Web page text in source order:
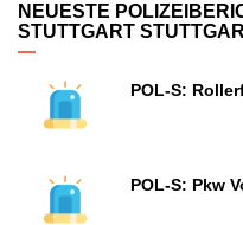
NEUESTE
STUTTGART
POL-S:
POL-S: Pkw